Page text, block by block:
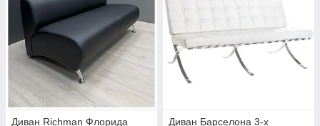
Диван Richman Флорида
Диван Барселона 3-х